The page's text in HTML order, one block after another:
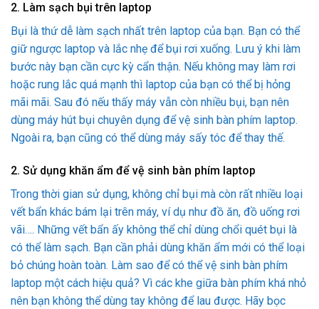
2. Làm sạch bụi trên laptop
Bụi là thứ dễ làm sạch nhất trên laptop của bạn. Bạn có thể
giữ ngược laptop và lắc nhẹ để bụi rơi xuống. Lưu ý khi làm
bước này bạn cần cực kỳ cẩn thận. Nếu không may làm rơi
hoặc rung lắc quá mạnh thì laptop của bạn có thể bị hỏng
mãi mãi. Sau đó nếu thấy máy vẫn còn nhiều bụi, bạn nên
dùng máy hút bụi chuyên dụng để vệ sinh bàn phím laptop.
Ngoài ra, bạn cũng có thể dùng máy sấy tóc để thay thế.
2. Sử dụng khăn ẩm để vệ sinh bàn phím laptop
Trong thời gian sử dụng, không chỉ bụi mà còn rất nhiều loại
vết bẩn khác bám lại trên máy, ví dụ như đồ ăn, đồ uống rơi
vãi…. Những vết bẩn ấy không thể chỉ dùng chổi quét bụi là
có thể làm sạch. Bạn cần phải dùng khăn ẩm mới có thể loại
bỏ chúng hoàn toàn. Làm sao để có thể vệ sinh bàn phím
laptop một cách hiệu quả? Vì các khe giữa bàn phím khá nhỏ
nên bạn không thể dùng tay không để lau được. Hãy bọc